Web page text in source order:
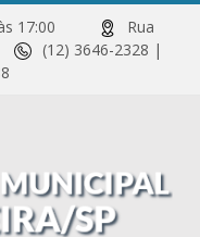
às 17:00
Rua
(12) 3646-2328 |